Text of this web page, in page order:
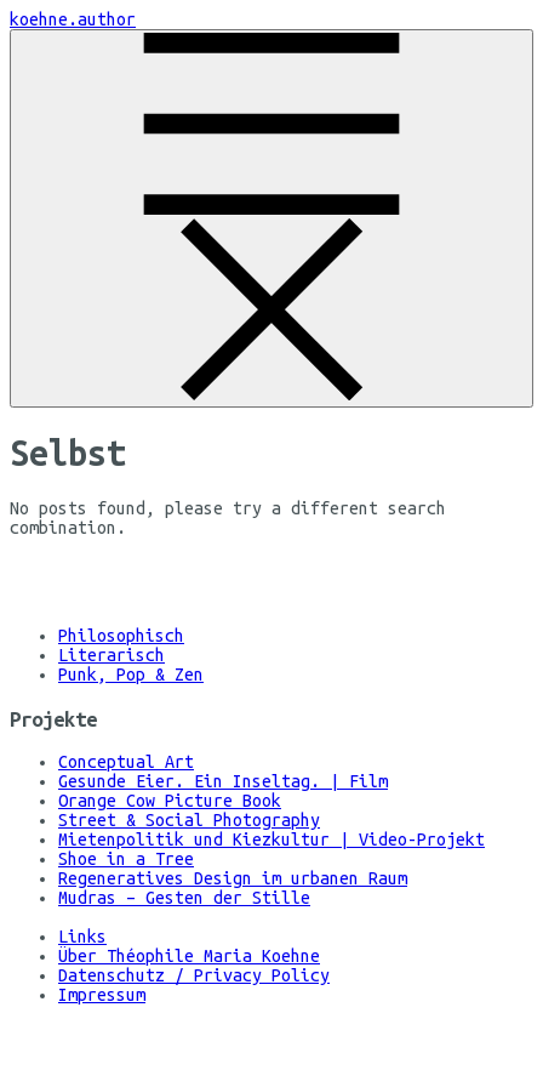
Skip
to
koehne.author
Selbst
No posts found, please try a different search
combination.
Philosophisch
Literarisch
Punk, Pop & Zen
Projekte
Conceptual Art
Gesunde Eier. Ein Inseltag. | Film
Orange Cow Picture Book
Street & Social Photography
Mietenpolitik und Kiezkultur | Video-Projekt
Shoe in a Tree
Regeneratives Design im urbanen Raum
Mudras – Gesten der Stille
Links
Über Théophile Maria Koehne
Datenschutz / Privacy Policy
Impressum